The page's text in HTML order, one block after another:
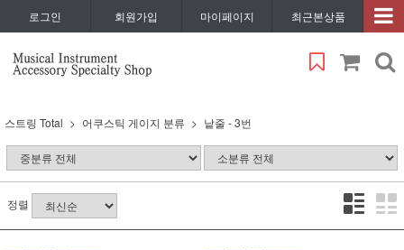
로그인 회원가입 마이페이지 최근본상품
스트링 Total 어쿠스틱 게이지 분류 낱줄 - 3번
정렬